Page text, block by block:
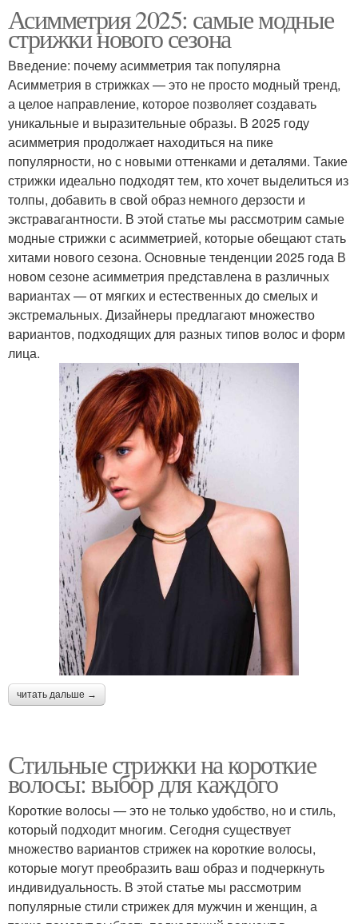
Асимметрия 2025: самые модные
стрижки нового сезона
Введение: почему асимметрия так популярна
Асимметрия в стрижках — это не просто модный тренд,
а целое направление, которое позволяет создавать
уникальные и выразительные образы. В 2025 году
асимметрия продолжает находиться на пике
популярности, но с новыми оттенками и деталями. Такие
стрижки идеально подходят тем, кто хочет выделиться из
толпы, добавить в свой образ немного дерзости и
экстравагантности. В этой статье мы рассмотрим самые
модные стрижки с асимметрией, которые обещают стать
хитами нового сезона. Основные тенденции 2025 года В
новом сезоне асимметрия представлена в различных
вариантах — от мягких и естественных до смелых и
экстремальных. Дизайнеры предлагают множество
вариантов, подходящих для разных типов волос и форм
лица.
читать дальше →
Стильные стрижки на короткие
волосы: выбор для каждого
Короткие волосы — это не только удобство, но и стиль,
который подходит многим. Сегодня существует
множество вариантов стрижек на короткие волосы,
которые могут преобразить ваш образ и подчеркнуть
индивидуальность. В этой статье мы рассмотрим
популярные стили стрижек для мужчин и женщин, а